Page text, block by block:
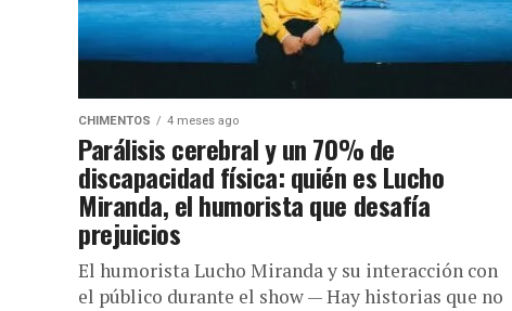
CHIMENTOS 4 meses ago
Parálisis cerebral y un 70% de
discapacidad física: quién es Lucho
Miranda, el humorista que desafía
prejuicios
El humorista Lucho Miranda y su interacción con
el público durante el show — Hay historias que no